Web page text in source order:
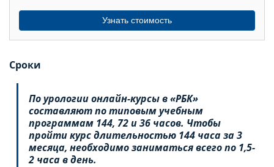
Узнать стоимость
Сроки
По урологии онлайн-курсы в «РБК»
составляют по типовым учебным
программам 144, 72 и 36 часов. Чтобы
пройти курс длительностью 144 часа за 3
месяца, необходимо заниматься всего по 1,5-
2 часа в день.